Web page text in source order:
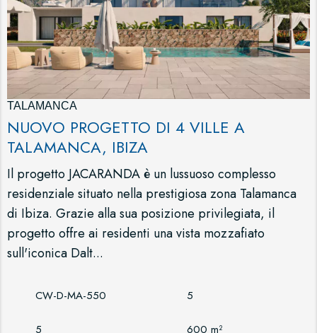
TALAMANCA
NUOVO PROGETTO DI 4 VILLE A
TALAMANCA, IBIZA
Il progetto JACARANDA è un lussuoso complesso
residenziale situato nella prestigiosa zona Talamanca
di Ibiza. Grazie alla sua posizione privilegiata, il
progetto offre ai residenti una vista mozzafiato
sull'iconica Dalt...
CW-D-MA-550 5
5 600 m²